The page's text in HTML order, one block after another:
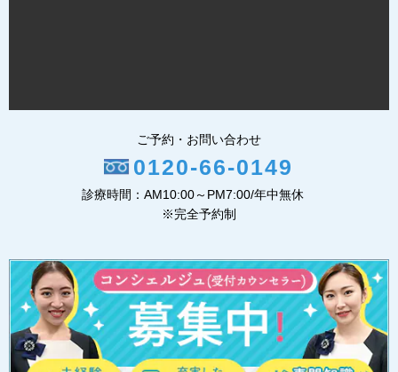
ご予約・お問い合わせ
0120-66-0149
診療時間：AM10:00～PM7:00/年中無休
※完全予約制